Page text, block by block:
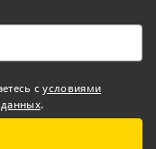
сусловиями
данных.